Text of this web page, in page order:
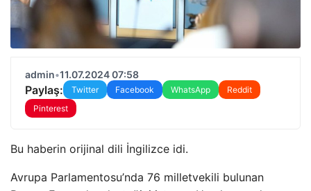
admin•11.07.2024 07:58
Paylaş: Twitter Facebook WhatsApp
Reddit
Pinterest
Bu haberin orijinal dili İngilizce idi.
Avrupa Parlamentosu’nda 76 milletvekili bulunan